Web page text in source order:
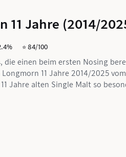
11 Jahre (2014/
⭐️ 84/100
die einen beim ersten Nosing
11 Jahre 2014/2025
Jahre alten Single Malt so